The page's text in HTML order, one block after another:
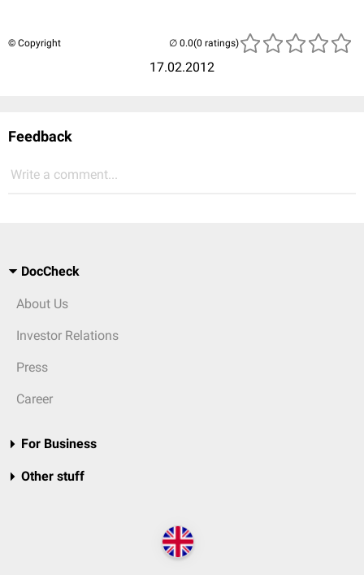
© Copyright
17.02.2012
(0 ratings)
Feedback
Write a comment...
DocCheck
About Us
Investor Relations
Press
Career
For Business
Other stuff